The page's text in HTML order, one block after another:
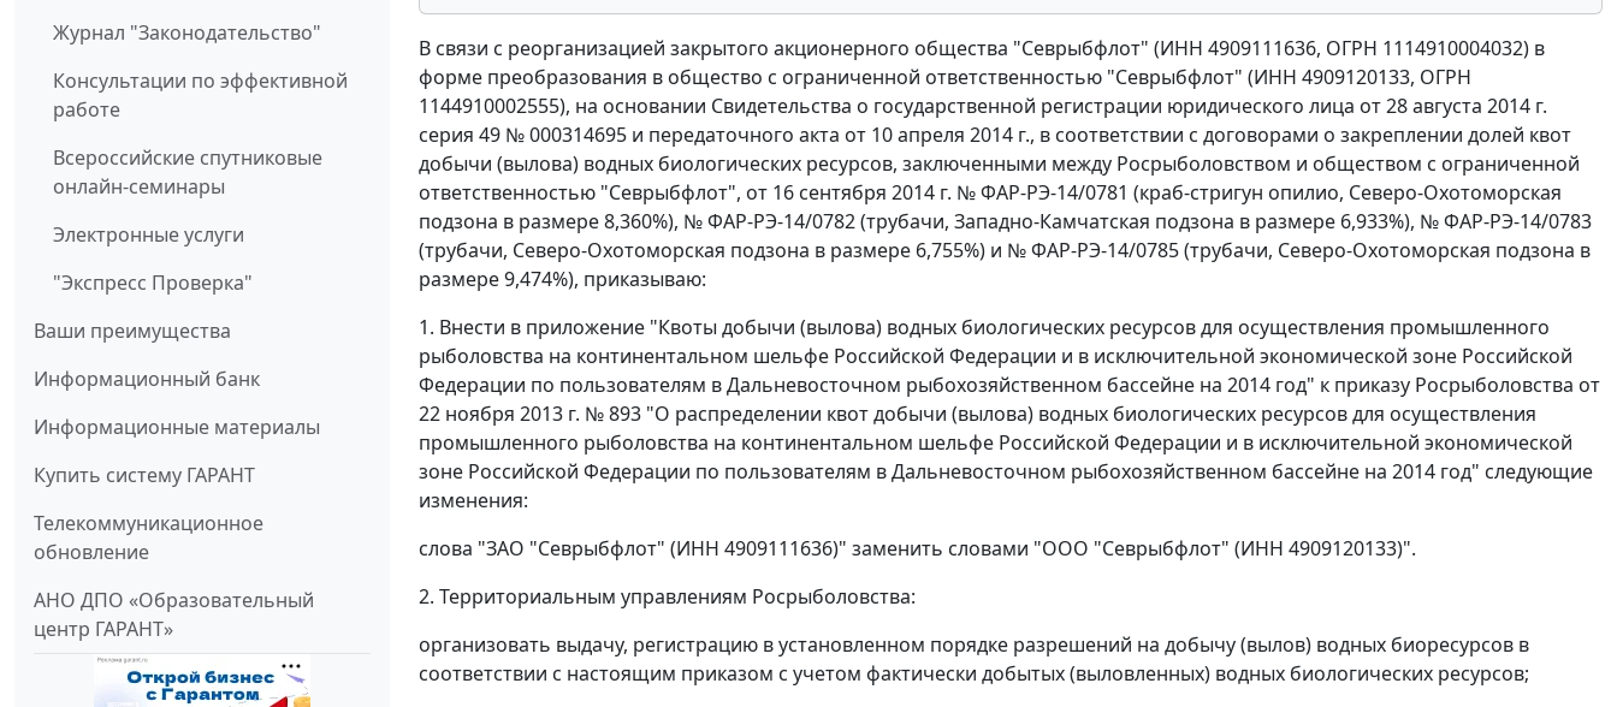
Журнал "Законодательство"
Консультации по эффективной
работе
Всероссийские спутниковые
онлайн-семинары
Электронные услуги
"Экспресс Проверка"
Ваши преимущества
Информационный банк
Информационные материалы
Купить систему ГАРАНТ
Телекоммуникационное
обновление
АНО ДПО «Образовательный
центр ГАРАНТ»
В связи с реорганизацией закрытого акционерного общества "Севрыбфлот" (ИНН 4909111636, ОГРН 1114910004032) в
форме преобразования в общество с ограниченной ответственностью "Севрыбфлот" (ИНН 4909120133, ОГРН
1144910002555), на основании Свидетельства о государственной регистрации юридического лица от 28 августа 2014 г.
серия 49 № 000314695 и передаточного акта от 10 апреля 2014 г., в соответствии с договорами о закреплении долей квот
добычи (вылова) водных биологических ресурсов, заключенными между Росрыболовством и обществом с ограниченной
ответственностью "Севрыбфлот", от 16 сентября 2014 г. № ФАР-РЭ-14/0781 (краб-стригун опилио, Северо-Охотоморская
подзона в размере 8,360%), № ФАР-РЭ-14/0782 (трубачи, Западно-Камчатская подзона в размере 6,933%), № ФАР-РЭ-14/0783
(трубачи, Северо-Охотоморская подзона в размере 6,755%) и № ФАР-РЭ-14/0785 (трубачи, Северо-Охотоморская подзона в
размере 9,474%), приказываю:
1. Внести в приложение "Квоты добычи (вылова) водных биологических ресурсов для осуществления промышленного
рыболовства на континентальном шельфе Российской Федерации и в исключительной экономической зоне Российской
Федерации по пользователям в Дальневосточном рыбохозяйственном бассейне на 2014 год" к приказу Росрыболовства от
22 ноября 2013 г. № 893 "О распределении квот добычи (вылова) водных биологических ресурсов для осуществления
промышленного рыболовства на континентальном шельфе Российской Федерации и в исключительной экономической
зоне Российской Федерации по пользователям в Дальневосточном рыбохозяйственном бассейне на 2014 год" следующие
изменения:
слова "ЗАО "Севрыбфлот" (ИНН 4909111636)" заменить словами "ООО "Севрыбфлот" (ИНН 4909120133)".
2. Территориальным управлениям Росрыболовства:
организовать выдачу, регистрацию в установленном порядке разрешений на добычу (вылов) водных биоресурсов в
соответствии с настоящим приказом с учетом фактически добытых (выловленных) водных биологических ресурсов;